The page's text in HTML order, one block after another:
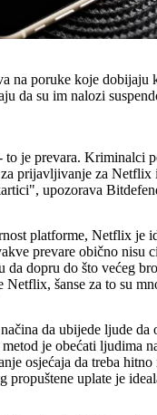
na poruke koje dobijaju
da su im nalozi
to je prevara. Kriminalci
prijavljivanje za Netflix
upozorava
platforme, Netflix je
prevare obično nisu
da dopru do što većeg
Netflix, šanse za to su
da ubijede ljude da
je obećati ljudima
osjećaja da treba
propuštene uplate je